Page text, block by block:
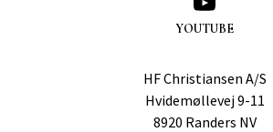
YOUTUBE
HF Christiansen A/S
Hvidemøllevej 9-11
8920 Randers NV